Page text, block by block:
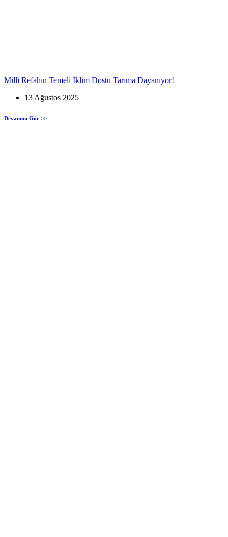
Milli Refahın Temeli İklim Dostu Tarıma Dayanıyor!
13 Ağustos 2025
Devamını Gör >>